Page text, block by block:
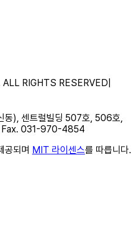
RIGHTS RESERVED
동), 센트럴빌딩 507호, 506호,
031-970-4854
공되며 MIT 라이센스를 따릅니다.